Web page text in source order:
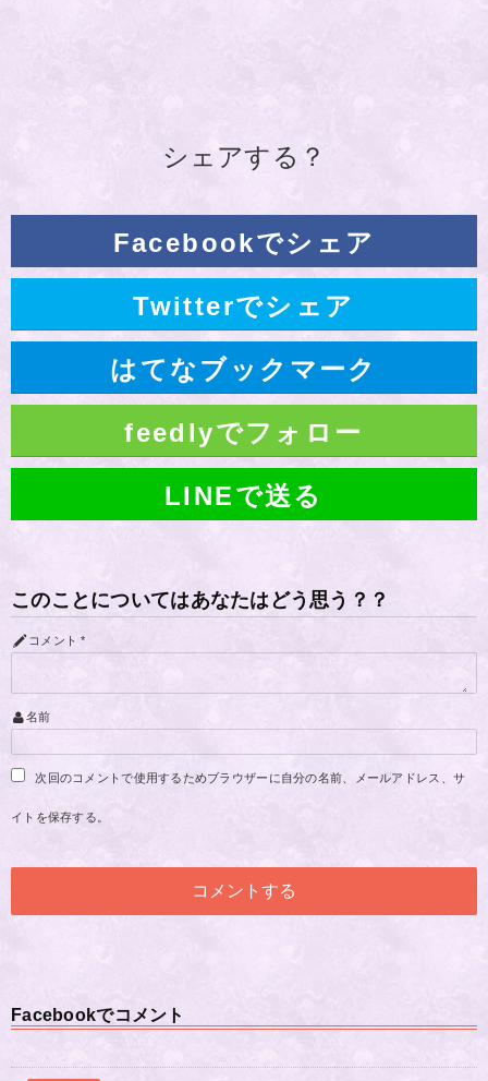
シェアする？
Facebookでシェア
Twitterでシェア
はてなブックマーク
feedlyでフォロー
LINEで送る
このことについてはあなたはどう思う？？
コメント *
名前
次回のコメントで使用するためブラウザーに自分の名前、メールアドレス、サ
イトを保存する。
Facebookでコメント